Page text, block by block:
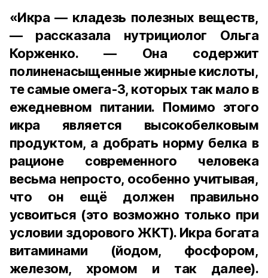
«Икра — кладезь полезных веществ,
— рассказала нутрициолог Ольга
Корженко. — Она содержит
полиненасыщенные жирные кислоты,
те самые омега-3, которых так мало в
ежедневном питании. Помимо этого
икра является высокобелковым
продуктом, а добрать норму белка в
рационе современного человека
весьма непросто, особенно учитывая,
что он ещё должен правильно
усвоиться (это возможно только при
условии здорового ЖКТ). Икра богата
витаминами (йодом, фосфором,
железом, хромом и так далее).